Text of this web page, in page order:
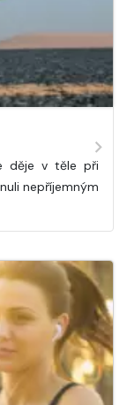
děje v těle při
nepříjemným